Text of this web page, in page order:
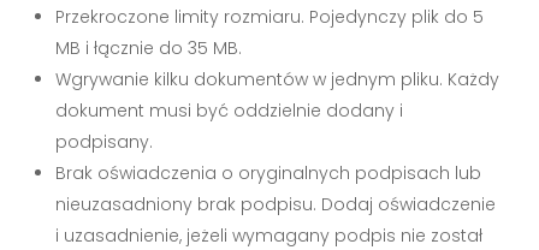
Przekroczone limity rozmiaru. Pojedynczy plik do 5
MB i łącznie do 35 MB.
Wgrywanie kilku dokumentów w jednym pliku. Każdy
dokument musi być oddzielnie dodany i
podpisany.
Brak oświadczenia o oryginalnych podpisach lub
nieuzasadniony brak podpisu. Dodaj oświadczenie
i uzasadnienie, jeżeli wymagany podpis nie został